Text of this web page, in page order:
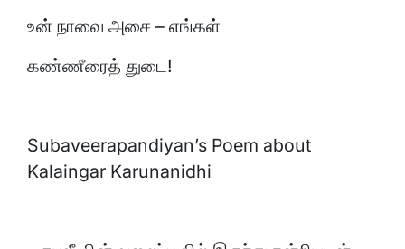
உன் நாவை அசை – எங்கள்
கண்ணீரைத் துடை!
Subaveerapandiyan’s Poem about
Kalaingar Karunanidhi